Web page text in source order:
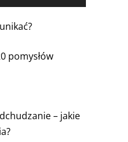
pomysłów
– jakie